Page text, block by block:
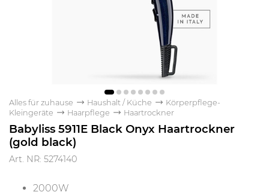
Alles für zuhause Haushalt / Küche
Körperpflege-
Kleingeräte
Haarpflege Haartrockner
Babyliss 5911E Black Onyx Haartrockner
(gold black)
Art. NR: 5274140
2000W